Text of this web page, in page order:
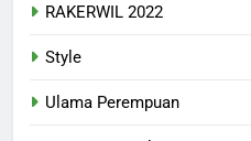
RAKERWIL 2022
Style
Ulama Perempuan